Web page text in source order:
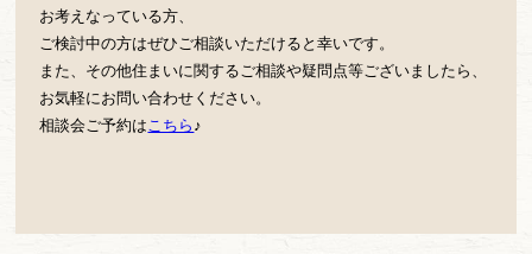
お考えなっている方、
ご検討中の方はぜひご相談いただけると幸いです。
また、その他住まいに関するご相談や疑問点等ございましたら、
お気軽にお問い合わせください。
相談会ご予約はこちら ♪